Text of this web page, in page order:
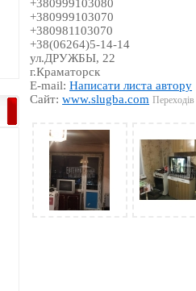
+380999103080
+380999103070
+380981103070
+38(06264)5-14-14
ул.ДРУЖБЫ, 22
г.Краматорск
E-mail:Написати листа автору
Сайт:www.slugba.com